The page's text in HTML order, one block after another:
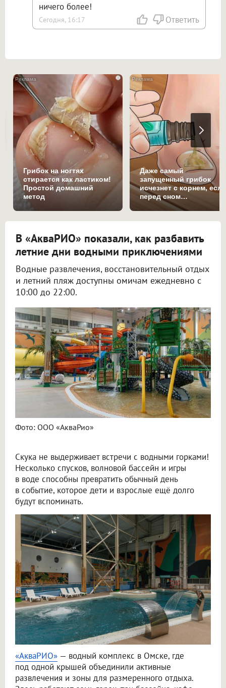
ничего более!
Сегодня, 16:17 Ответить
i
Грибок на ногтях
стирается как ластиком!
Простой домашний
метод
Даже самый
запущенный грибок
исчезнет с корнем,
перед сном…
В «АкваРИО» показали, как разбавить
летние дни водными приключениями
Водные развлечения, восстановительный отдых
и летний пляж доступны омичам ежедневно с
10:00 до 22:00.
Фото: ООО «АкваРио»
Скука не выдерживает встречи с водными горками!
Несколько спусков, волновой бассейн и игры
в воде способны превратить обычный день
в событие, которое дети и взрослые ещё долго
будут вспоминать.
«АкваРИО» — водный комплекс в Омске, где
под одной крышей объединили активные
развлечения и зоны для размеренного отдыха.